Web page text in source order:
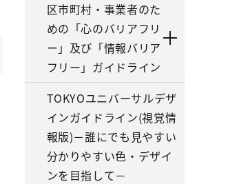
区市町村・事業者のた
めの「心のバリアフリ
ー」及び「情報バリア
フリー」ガイドライン
TOKYOユニバーサルデザ
インガイドライン(視覚情
報版)－誰にでも見やすい
分かりやすい色・デザイ
ンを目指して－